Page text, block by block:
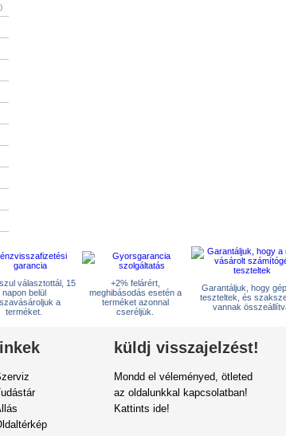
választottál, 15
napon belül
a
terméket.
+2% felárért,
meghibásodás esetén a
terméket azonnal
cseréljük.
Garantáljuk, hogy
teszteltek, és
vannak
linkek küldj visszajelzést!
Mondd el véleményed, ötleted
az oldalunkkal kapcsolatban!
Kattints ide!